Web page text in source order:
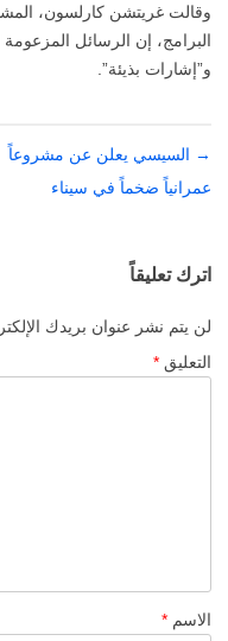
وقالت غريتشن كارلسون،
البرامج، إن الرسائل
و”إشارات بذيئة”.
تصفّح
المقالات
→ السيسي يعلن عن مشروعاً
عمرانياً ضخماً في سيناء
اترك تعليقاً
لن يتم نشر عنوان بريدك
التعليق *
الاسم *